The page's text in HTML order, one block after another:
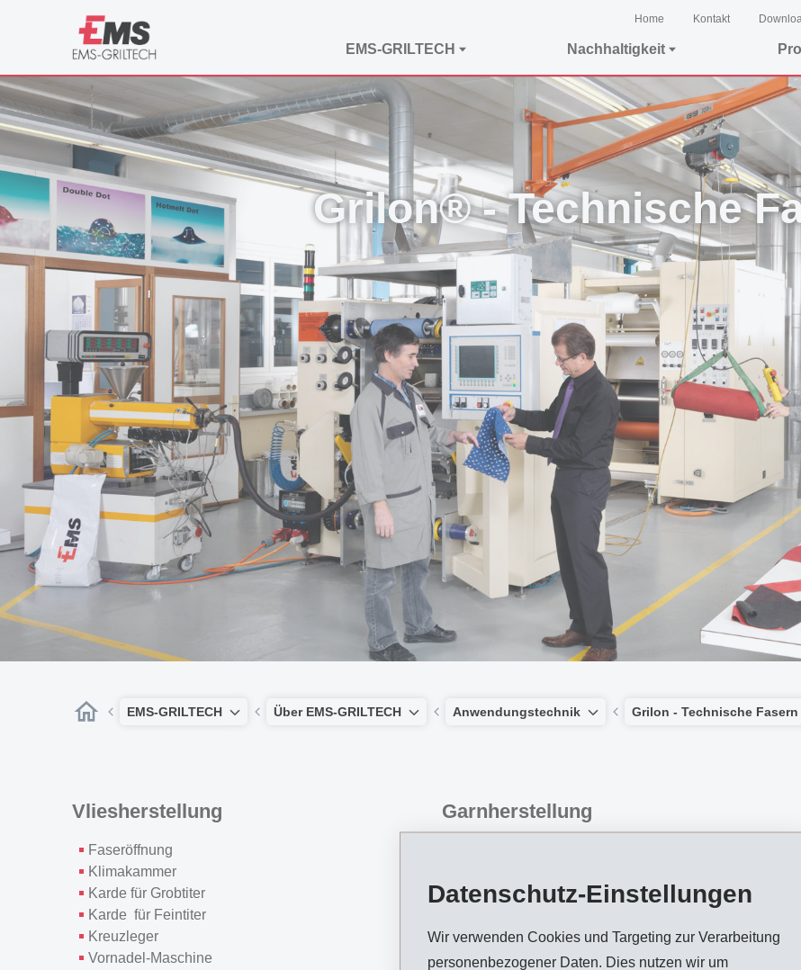
Datenschutz-Einstellungen
Wir verwenden Cookies und Targeting zur Verarbeitung
personenbezogener Daten. Dies nutzen wir um
Home Kontakt
EMS-GRILTECH Nachhaltigkeit
Grilon® - Technische
EMS-GRILTECH Über EMS-GRILTECH Anwendungstechnik Grilon - Technische Fasern
Vliesherstellung
Faseröffnung
Klimakammer
Karde für Grobtiter
Karde für Feintiter
Kreuzleger
Vornadel-Maschine
Garnherstellung